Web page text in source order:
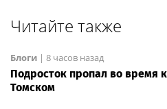
Читайте также
Блоги | 8 часов назад
Подросток пропал во время
Томском